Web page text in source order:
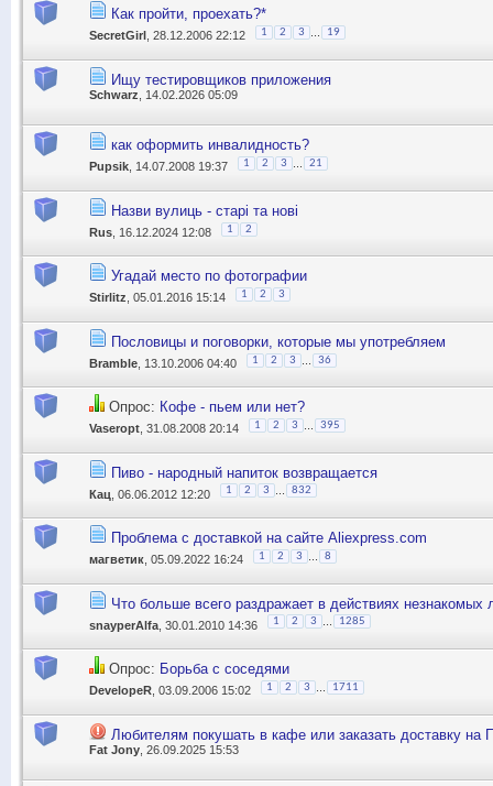
Как пройти, проехать?*
SecretGirl , 28.12.2006 22:12 1 2 3 19
Ищу тестировщиков приложения
Schwarz , 14.02.2026 05:09
как оформить инвалидность?
Pupsik , 14.07.2008 19:37 1 2 3 21
Назви вулиць - старі та нові
Rus , 16.12.2024 12:08 1 2
Угадай место по фотографии
Stirlitz , 05.01.2016 15:14 1 2 3
Пословицы и поговорки, которые мы употребляем
Bramble , 13.10.2006 04:40 1 2 3 36
Опрос: Кофе - пьем или нет?
Vaseropt , 31.08.2008 20:14 1 2 3 395
Пиво - народный напиток возвращается
Кац , 06.06.2012 12:20 1 2 3 ... 832
Проблема с доставкой на сайте Aliexpress.com
магветик , 05.09.2022 16:24 1 2 3 8
Что больше всего раздражает в действиях незнакомых
snayperAlfa , 30.01.2010 14:36 1 2 3 ... 1285
Опрос: Борьба с соседями
DevelopeR , 03.09.2006 15:02 1 2 3 1711
Любителям покушать в кафе или заказать доставку на
Fat Jony , 26.09.2025 15:53